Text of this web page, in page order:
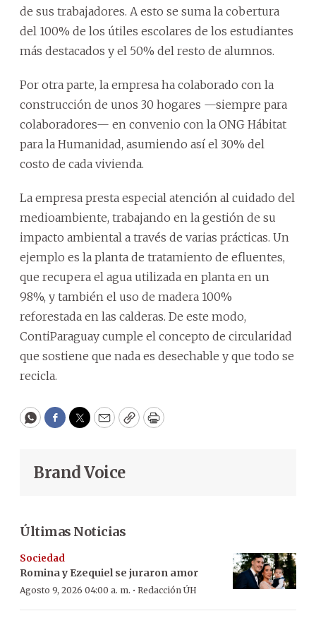
de sus trabajadores. A esto se suma la cobertura
del 100% de los útiles escolares de los estudiantes
más destacados y el 50% del resto de alumnos.
Por otra parte, la empresa ha colaborado con la
construcción de unos 30 hogares —siempre para
colaboradores— en convenio con la ONG Hábitat
para la Humanidad, asumiendo así el 30% del
costo de cada vivienda.
La empresa presta especial atención al cuidado del
medioambiente, trabajando en la gestión de su
impacto ambiental a través de varias prácticas. Un
ejemplo es la planta de tratamiento de efluentes,
que recupera el agua utilizada en planta en un
98%, y también el uso de madera 100%
reforestada en las calderas. De este modo,
ContiParaguay cumple el concepto de circularidad
que sostiene que nada es desechable y que todo se
recicla.
WhatsApp
Facebook
Twitter
EmailCopyPrint
Brand Voice
Últimas Noticias
Sociedad
Romina y Ezequiel se juraron amor
Agosto 9, 2026 04:00 a. m. · Redacción ÚH